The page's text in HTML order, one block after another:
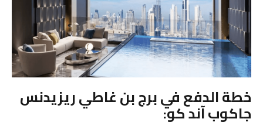
خطة الدفع في برج بن غاطي ريزيدنس
جاكوب آند كو: